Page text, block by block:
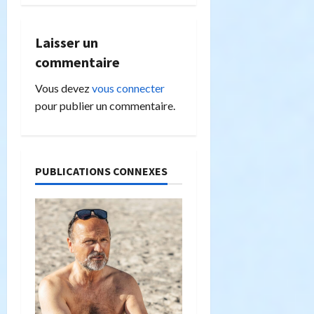
a
t
i
d
’
a
r
t
Laisser un
commentaire
Vous devezvous connecter
pour publier un commentaire.
PUBLICATIONS CONNEXES